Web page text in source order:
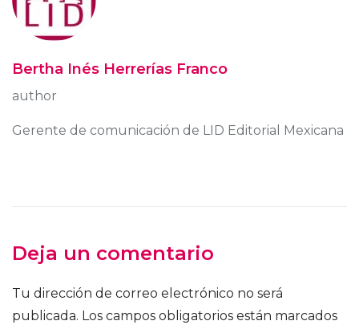
Bertha Inés Herrerías Franco
author
Gerente de comunicación de LID Editorial Mexicana
Deja un comentario
Tu dirección de correo electrónico no será
publicada. Los campos obligatorios están marcados